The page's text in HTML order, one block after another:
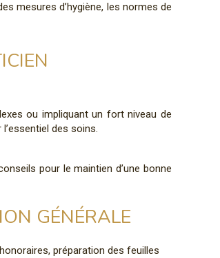
mesures d’hygiène, les normes de
ou impliquant un fort niveau de
des soins.
pour le maintien d’une bonne
GÉNÉRALE
préparation des feuilles